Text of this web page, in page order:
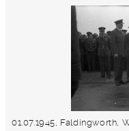
01.07.1945, Faldingworth,